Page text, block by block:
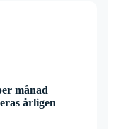
månad
årligen